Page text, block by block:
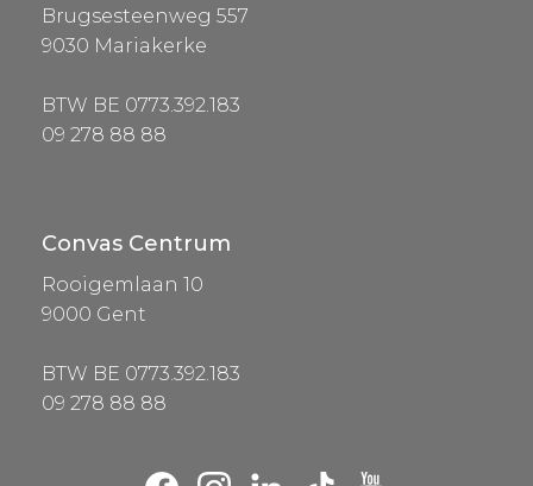
Brugsesteenweg 557
9030 Mariakerke
BTW BE 0773.392.183
09 278 88 88
Convas Centrum
Rooigemlaan 10
9000 Gent
BTW BE 0773.392.183
09 278 88 88